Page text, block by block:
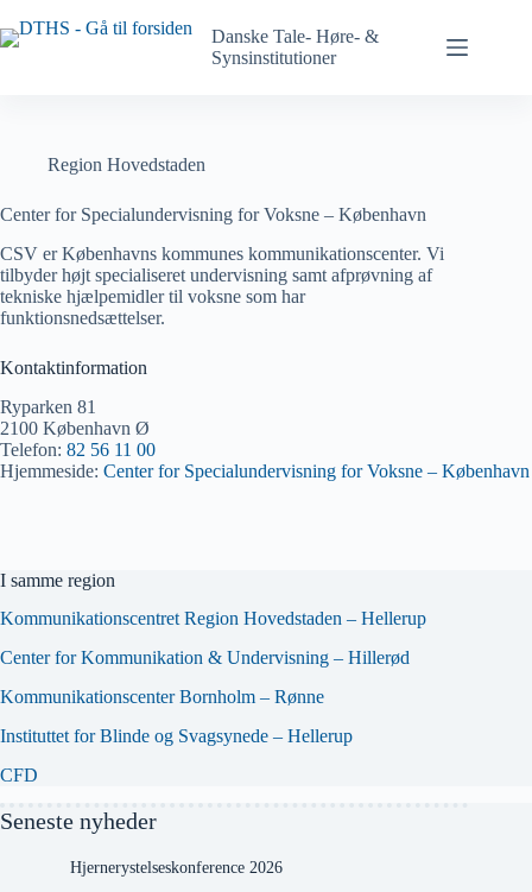
til
indhold
Danske Tale- Høre- &
Synsinstitutioner
Region Hovedstaden
Center for Specialundervisning for Voksne – København
CSV er Københavns kommunes kommunikationscenter. Vi
tilbyder højt specialiseret undervisning samt afprøvning af
tekniske hjælpemidler til voksne som har
funktionsnedsættelser.
Kontaktinformation
Ryparken 81
2100 København Ø
Telefon: 82 56 11 00
Hjemmeside: Center for Specialundervisning for Voksne – København
I samme region
Kommunikationscentret Region Hovedstaden – Hellerup
Center for Kommunikation & Undervisning – Hillerød
Kommunikationscenter Bornholm – Rønne
Instituttet for Blinde og Svagsynede – Hellerup
CFD
Seneste nyheder
Hjernerystelseskonference 2026